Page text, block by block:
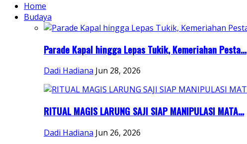
Home
Budaya
Parade Kapal hingga Lepas Tukik, Kemeriahan Pesta...
Dadi Hadiana Jun 28, 2026
RITUAL MAGIS LARUNG SAJI SIAP MANIPULASI MATA...
Dadi Hadiana Jun 26, 2026